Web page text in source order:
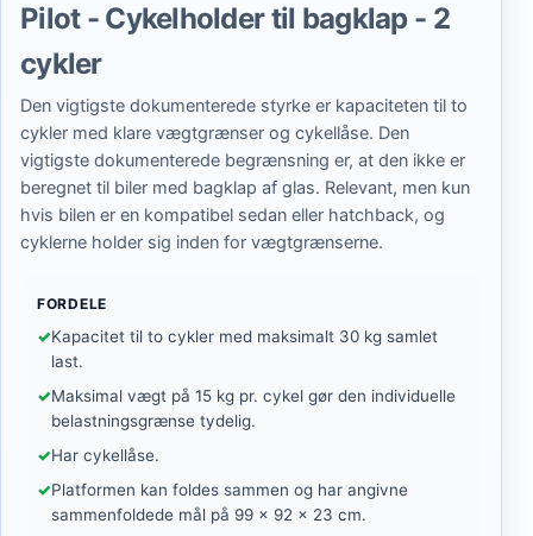
Pilot - Cykelholder til bagklap - 2
cykler
Den vigtigste dokumenterede styrke er kapaciteten til to
cykler med klare vægtgrænser og cykellåse. Den
vigtigste dokumenterede begrænsning er, at den ikke er
beregnet til biler med bagklap af glas. Relevant, men kun
hvis bilen er en kompatibel sedan eller hatchback, og
cyklerne holder sig inden for vægtgrænserne.
FORDELE
Kapacitet til to cykler med maksimalt 30 kg samlet
last.
Maksimal vægt på 15 kg pr. cykel gør den individuelle
belastningsgrænse tydelig.
Har cykellåse.
Platformen kan foldes sammen og har angivne
sammenfoldede mål på 99 × 92 × 23 cm.